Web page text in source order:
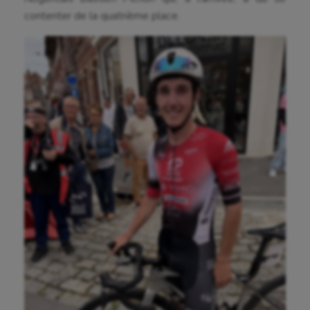
Balle à la main
Ballon au poing
Baseball
Billard
Boules lyonnaises
Canoë-kayak
Cerf Volant
Cheerleading
Course à pied
Crossfit
contenter de la quatrième place.